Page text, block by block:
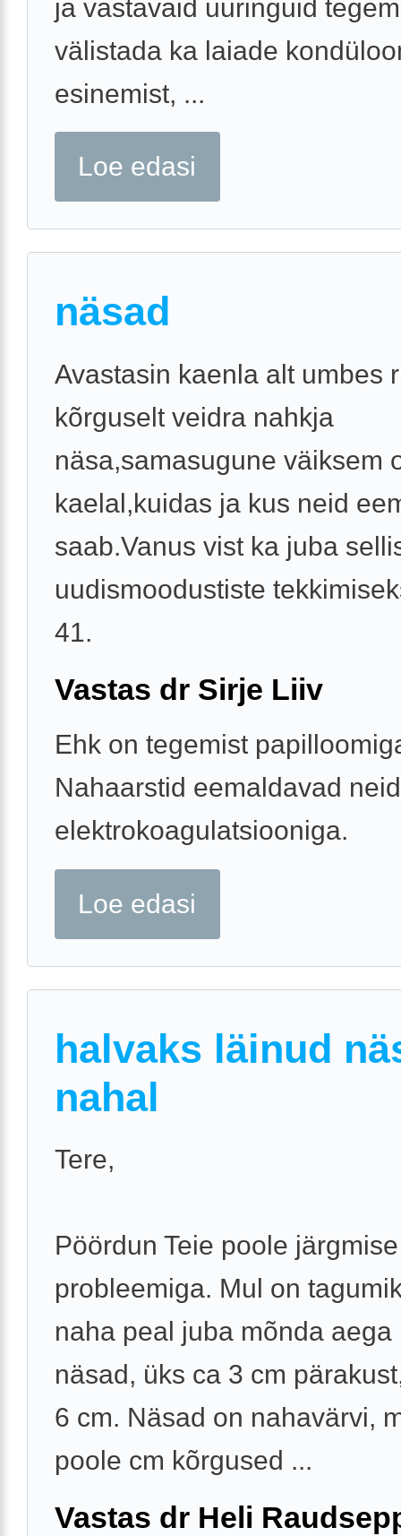
ja vastavaid uuringuid
välistada ka laiade
esinemist, ...
Loe edasi
näsad
Avastasin kaenla alt umbes
kõrguselt veidra nahkja
näsa,samasugune väiksem
kaelal,kuidas ja kus neid
saab.Vanus vist ka juba
uudismoodustiste
41.
Vastas dr Sirje Liiv
Ehk on tegemist
Nahaarstid eemaldavad neid
elektrokoagulatsiooniga.
Loe edasi
halvaks läinud
nahal
Tere,
Pöördun Teie poole järgmise
probleemiga. Mul on
naha peal juba mõnda aega
näsad, üks ca 3 cm
6 cm. Näsad on nahavärvi,
poole cm kõrgused ...
Vastas dr Heli